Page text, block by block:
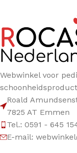
Webwinkel voor
Roald
7825 AT Emmen
Tel.: 0591 - 645
E-mail: